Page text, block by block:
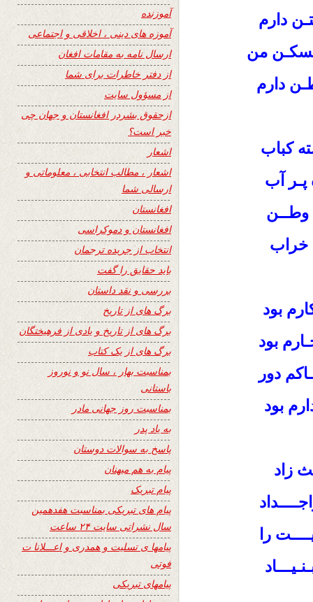
دارم
من
دارم
کباب
پـر آب
وطــن
خراب
بود
بود
دور
بود
زاد
را
آموزنده
آموزه های دینی ، اخلاقی و اجتماعی
ارسال نامه به مقامات افغان
از دفتر خاطرات برای شما
از مسؤول سایت
ازحقوق بشردر افغانستان و جهان چی
خبر است؟
اشعار
اشعار ، مطالب انتخابی ، معلوماتی و
ارسالی شما
افغانستان
افغانستان و دموکراسی
انتخاب از جریده ترجمان
باید حقایق را گفت
بررسی و نقد داستان
برگ های از تاریخ
برگ های از تاریخ و یادی از فرهیختگان
برگ های از یک کتاب
بمناسبت بهار ، سال نو و نوروز
باستانی
بمناسبت روز جهانی مادر
به یاد پدر
پاسخ به سوالات دوستان
پیام به هم میهنان
پیام تبریک
پیام های تبریکی بمناسبت هفدهمین
سال نشراتی سایت ۲۴ ساعت
پیامها ی تسلیت و همدری و اعـــلانا ت
فوتی
پیامهای تبریکی